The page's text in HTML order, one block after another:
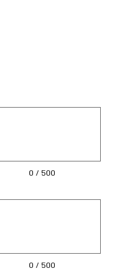
0 / 500
0 / 500